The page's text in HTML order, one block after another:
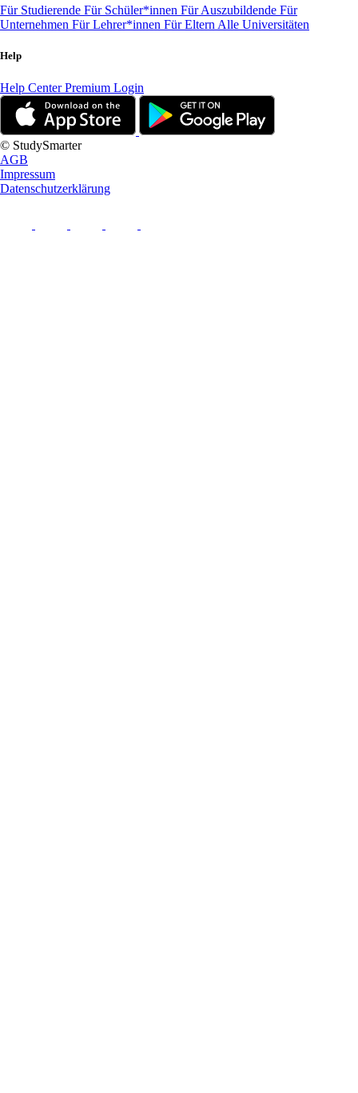
Für Studierende Für Schüler*innen Für Auszubildende Für
Unternehmen Für Lehrer*innen Für Eltern Alle Universitäten
Help
Help CenterPremium Login
© StudySmarter
AGB
Impressum
Datenschutzerklärung